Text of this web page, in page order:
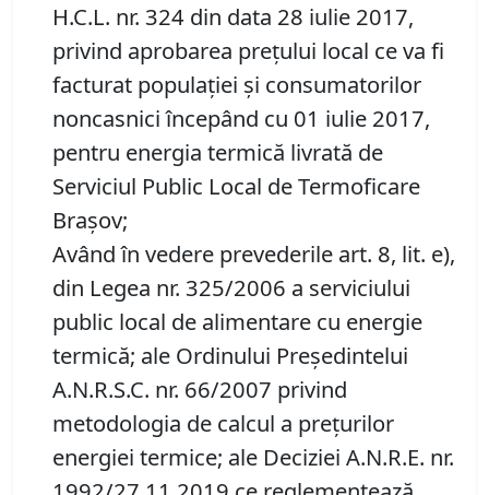
H.C.L. nr. 324 din data 28 iulie 2017,
privind aprobarea preţului local ce va fi
facturat populaţiei şi consumatorilor
noncasnici începând cu 01 iulie 2017,
pentru energia termică livrată de
Serviciul Public Local de Termoficare
Braşov;
Având în vedere prevederile art. 8, lit. e),
din Legea nr. 325/2006 a serviciului
public local de alimentare cu energie
termică; ale Ordinului Președintelui
A.N.R.S.C. nr. 66/2007 privind
metodologia de calcul a prețurilor
energiei termice; ale Deciziei A.N.R.E. nr.